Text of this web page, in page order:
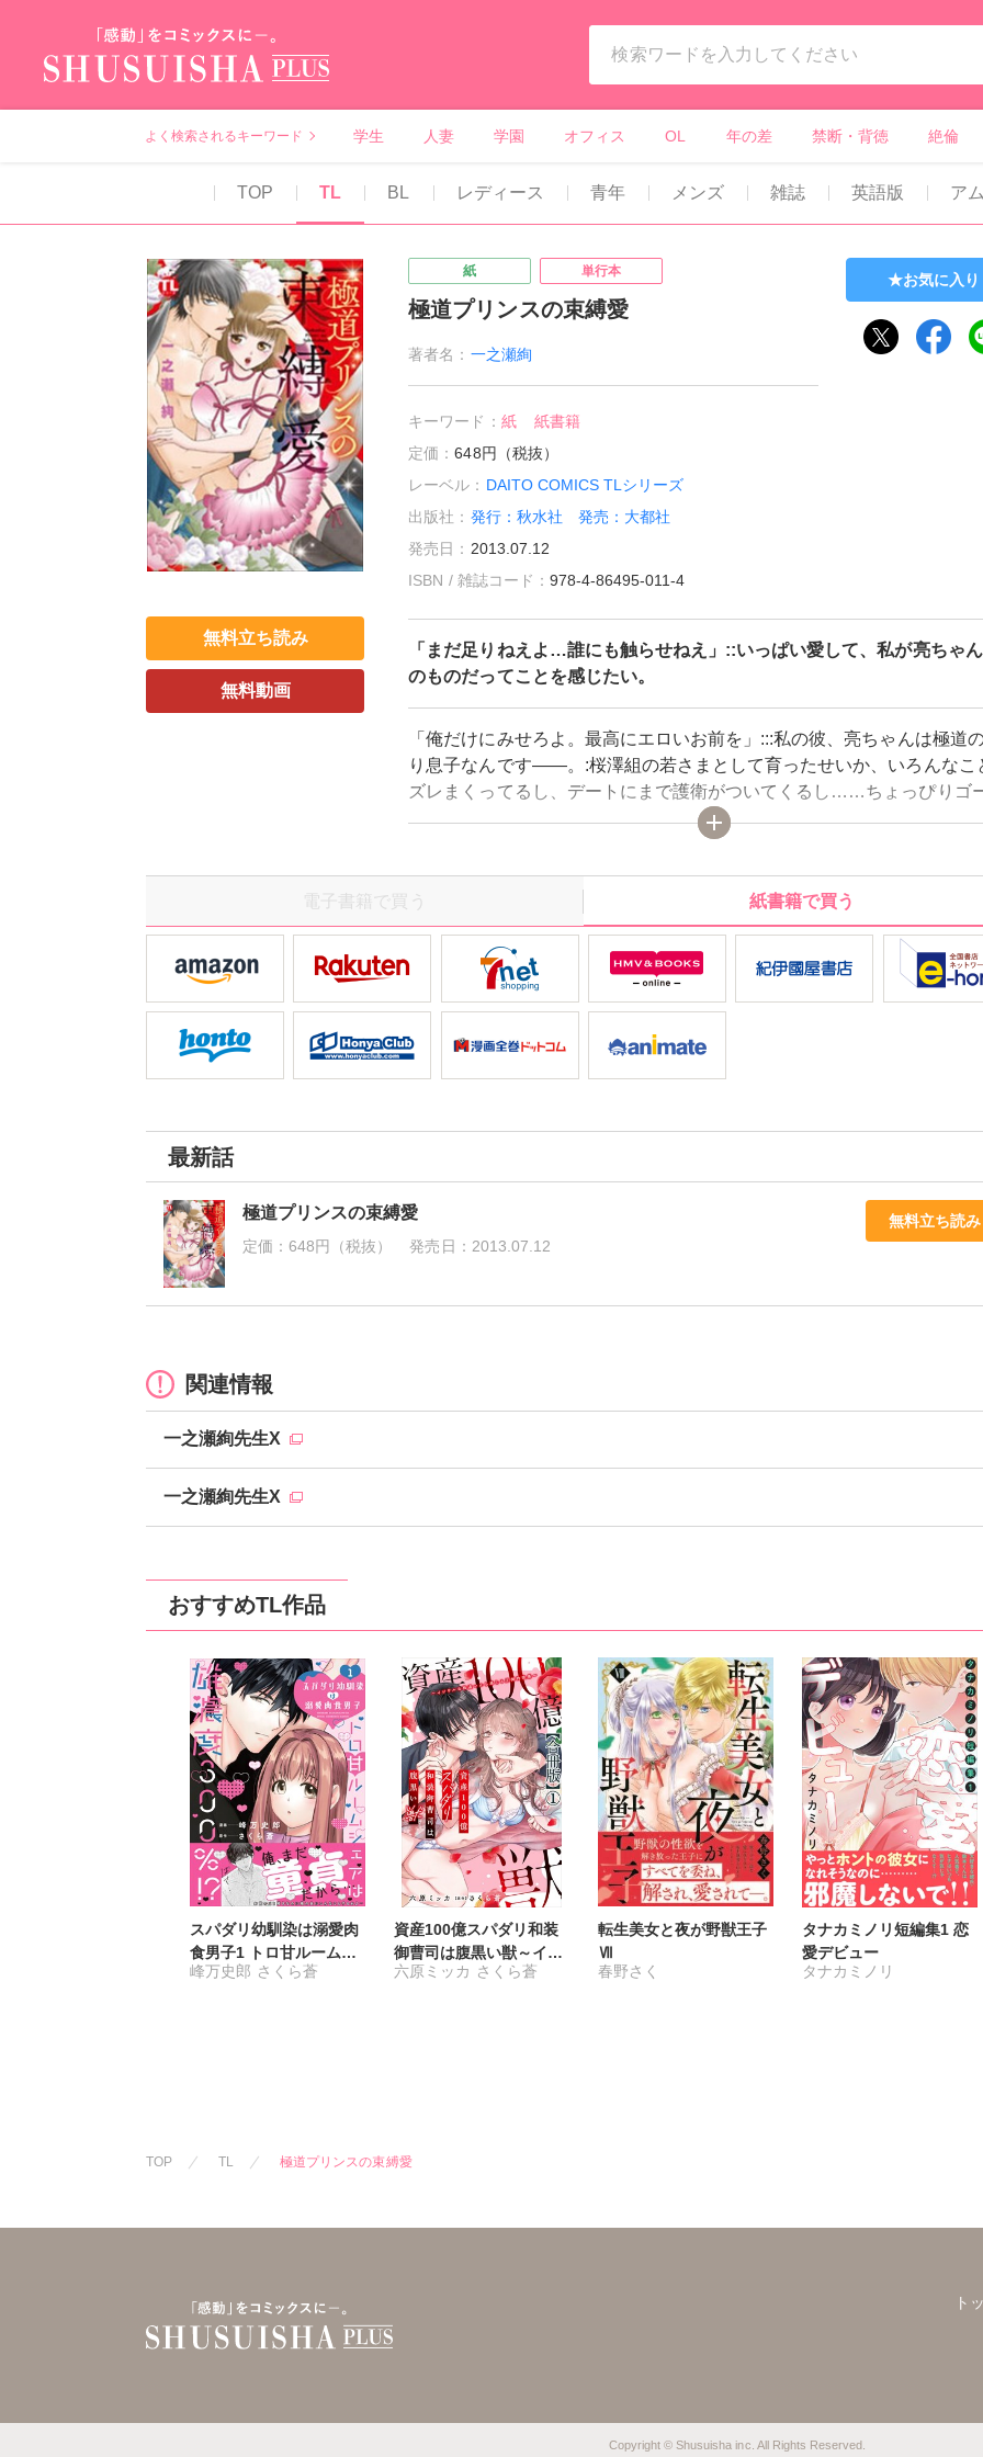
よく検索されるキーワード 学生 人妻 学園 オフィス OL 年の差 禁断・背徳 絶倫
TOP TL BL レディース 青年 メンズ 雑誌 英語版 ア
無料立ち読み
無料動画
紙 単行本
極道プリンスの束縛愛
著者名： 一之瀬絢
キーワード： 紙
紙書籍
定価：648円（税抜）
レーベル： DAITO COMICS TLシリーズ
出版社： 発行：秋水社 発売：大都社
発売日： 2013.07.12
ISBN / 雑誌コード： 978-4-86495-011-4
お気に入り
「まだ足りねえよ…誰にも触らせねえ」::いっぱい愛して、私が亮ちゃ
のものだってことを感じたい。
「俺だけにみせろよ。最高にエロいお前を」:::私の彼、亮ちゃんは極道
り息子なんです――。:桜澤組の若さまとして育ったせいか、いろんなこ
ズレまくってるし、デートにまで護衛がついてくるし……ちょっぴりゴ
ンだけど、私だけを大事にしてくれる亮ちゃんに恋しています。:大好き
に息が詰まりそうなほど激しく愛されると、どんどんあふれて、ほしく
電子書籍で買う
紙書籍で買う
最新話
極道プリンスの束縛愛
定価：648円（税抜） 発売日： 2013.07.12
無料立ち読み
関連情報
一之瀬絢先生X
一之瀬絢先生X
おすすめTL作品
スパダリ幼馴染は溺愛肉
食男子1 トロ甘ルームシ
ェアは雄濃度300％!?
峰万史郎 さくら蒼
資産100億スパダリ和装
御曹司は腹黒い獣～イジ
ワルな指遣いから感じる
六原ミッカ さくら蒼
転生美女と夜が野獣王子
Ⅶ
春野さく
タナカミノリ短編集1 恋
愛デビュー
タナカミノリ
TOP TL 極道プリンスの束縛愛
ト
Copyright © Shusuisha inc. All Rights Reserved.